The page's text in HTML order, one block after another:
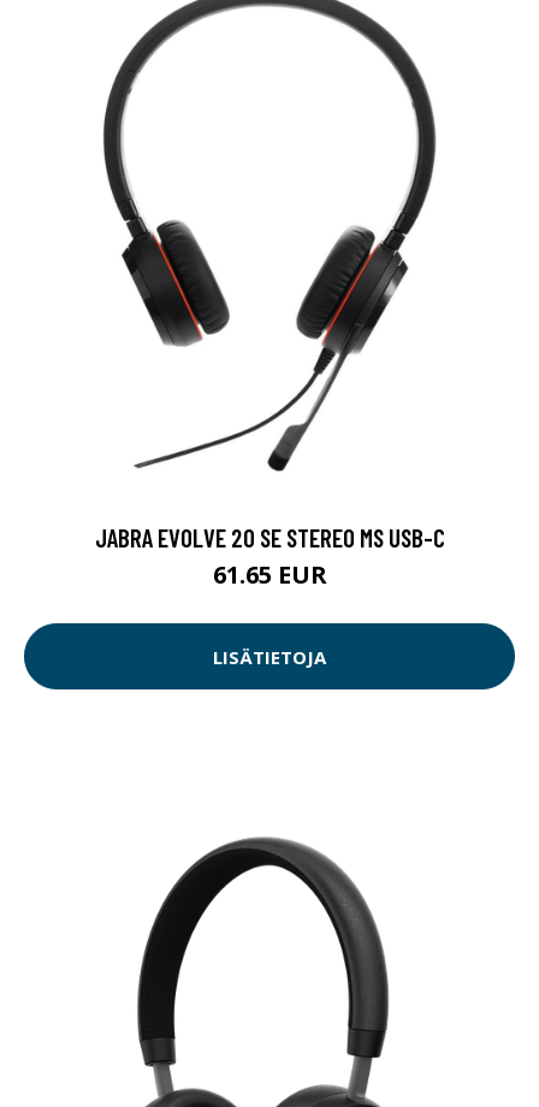
JABRA EVOLVE 20 SE STEREO MS USB-C
61.65 EUR
LISÄTIETOJA